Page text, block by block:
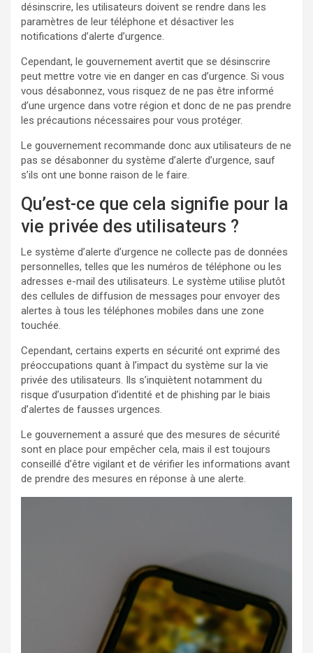
désinscrire, les utilisateurs doivent se rendre dans les
paramètres de leur téléphone et désactiver les
notifications d’alerte d’urgence.
Cependant, le gouvernement avertit que se désinscrire
peut mettre votre vie en danger en cas d’urgence. Si vous
vous désabonnez, vous risquez de ne pas être informé
d’une urgence dans votre région et donc de ne pas prendre
les précautions nécessaires pour vous protéger.
Le gouvernement recommande donc aux utilisateurs de ne
pas se désabonner du système d’alerte d’urgence, sauf
s’ils ont une bonne raison de le faire.
Qu’est-ce que cela signifie pour la
vie privée des utilisateurs ?
Le système d’alerte d’urgence ne collecte pas de données
personnelles, telles que les numéros de téléphone ou les
adresses e-mail des utilisateurs. Le système utilise plutôt
des cellules de diffusion de messages pour envoyer des
alertes à tous les téléphones mobiles dans une zone
touchée.
Cependant, certains experts en sécurité ont exprimé des
préoccupations quant à l’impact du système sur la vie
privée des utilisateurs. Ils s’inquiètent notamment du
risque d’usurpation d’identité et de phishing par le biais
d’alertes de fausses urgences.
Le gouvernement a assuré que des mesures de sécurité
sont en place pour empêcher cela, mais il est toujours
conseillé d’être vigilant et de vérifier les informations avant
de prendre des mesures en réponse à une alerte.